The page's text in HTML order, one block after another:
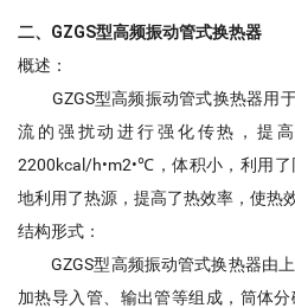
二、GZGS型高频振动管式换热器
概述：
GZGS型高频振动管式换热器用
流的强扰动进行强化传热，提
2200kcal/h•m2•℃，体积小，利用
地利用了热源，提高了热效率，使热
结构形式：
GZGS型高频振动管式换热器由上
加热导入管、输出管等组成，筒体